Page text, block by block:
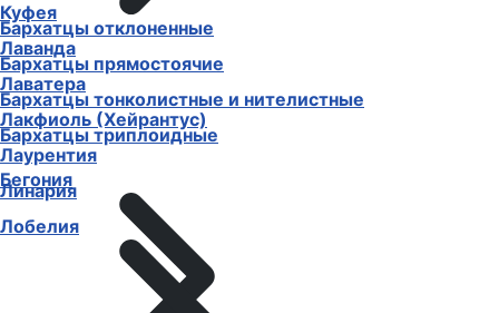
Бархатцы отклоненные
Бархатцы прямостоячие
Бархатцы тонколистные и нителистные
Бархатцы триплоидные
Бегония
Куфея
Лаванда
Лаватера
Лакфиоль (Хейрантус)
Лаурентия
Линария
Лобелия